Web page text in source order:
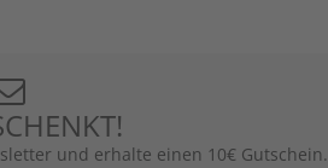
und erhalte einen 10€ Gutschein.